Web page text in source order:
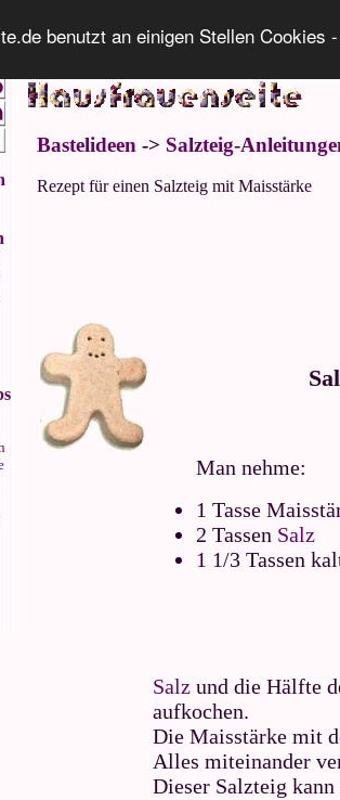
benutzt an einigen Stellen
Bastelideen -> Salzteig-
Rezept für einen Salzteig mit Maisstärke
Man nehme:
1 Tasse
2 Tassen Salz
1 1/3 Tassen
Salz und die Hälfte
aufkochen.
Die Maisstärke mit
Alles miteinander
Dieser Salzteig